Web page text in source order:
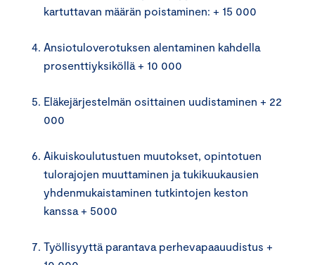
kartuttavan määrän poistaminen: + 15 000
Ansiotuloverotuksen alentaminen kahdella
prosenttiyksiköllä + 10 000
Eläkejärjestelmän osittainen uudistaminen + 22
000
Aikuiskoulutustuen muutokset, opintotuen
tulorajojen muuttaminen ja tukikuukausien
yhdenmukaistaminen tutkintojen keston
kanssa + 5000
Työllisyyttä parantava perhevapaauudistus +